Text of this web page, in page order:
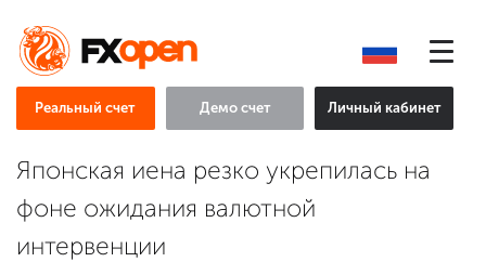
Реальный счет Демо счет Личный кабинет
Японская иена резко укрепилась на
фоне ожидания валютной
интервенции